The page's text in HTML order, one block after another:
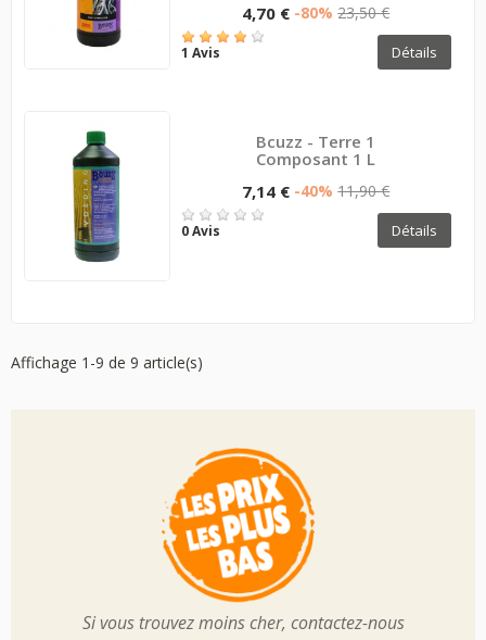
4,70 € -80% 23,50 €
1 Avis Détails
Bcuzz - Terre 1
Composant 1 L
7,14 € -40% 11,90 €
0 Avis Détails
Affichage 1-9 de 9 article(s)
Si vous trouvez moins cher, contactez-nous